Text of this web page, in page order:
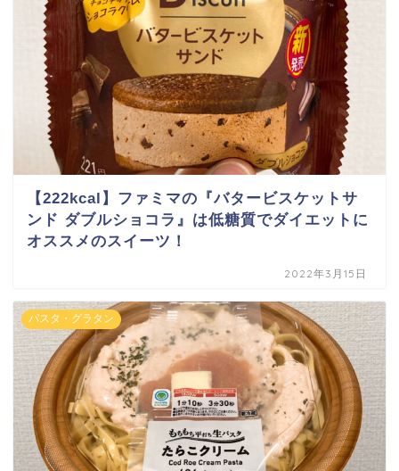
【222kcal】ファミマの『バタービスケットサ
ンド ダブルショコラ』は低糖質でダイエットに
オススメのスイーツ！
2022年3月15日
パスタ・グラタン